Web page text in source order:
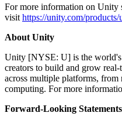
For more information on Unity
visit https://unity.com/
About Unity
Unity [NYSE: U] is the
creators to build and grow real-
across multiple platforms, from
computing. For more
Forward-Looking Statements